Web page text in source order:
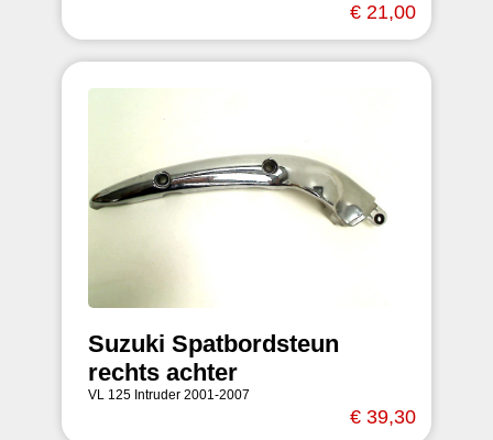
€ 21,00
Suzuki Spatbordsteun
rechts achter
VL 125 Intruder 2001-2007
€ 39,30